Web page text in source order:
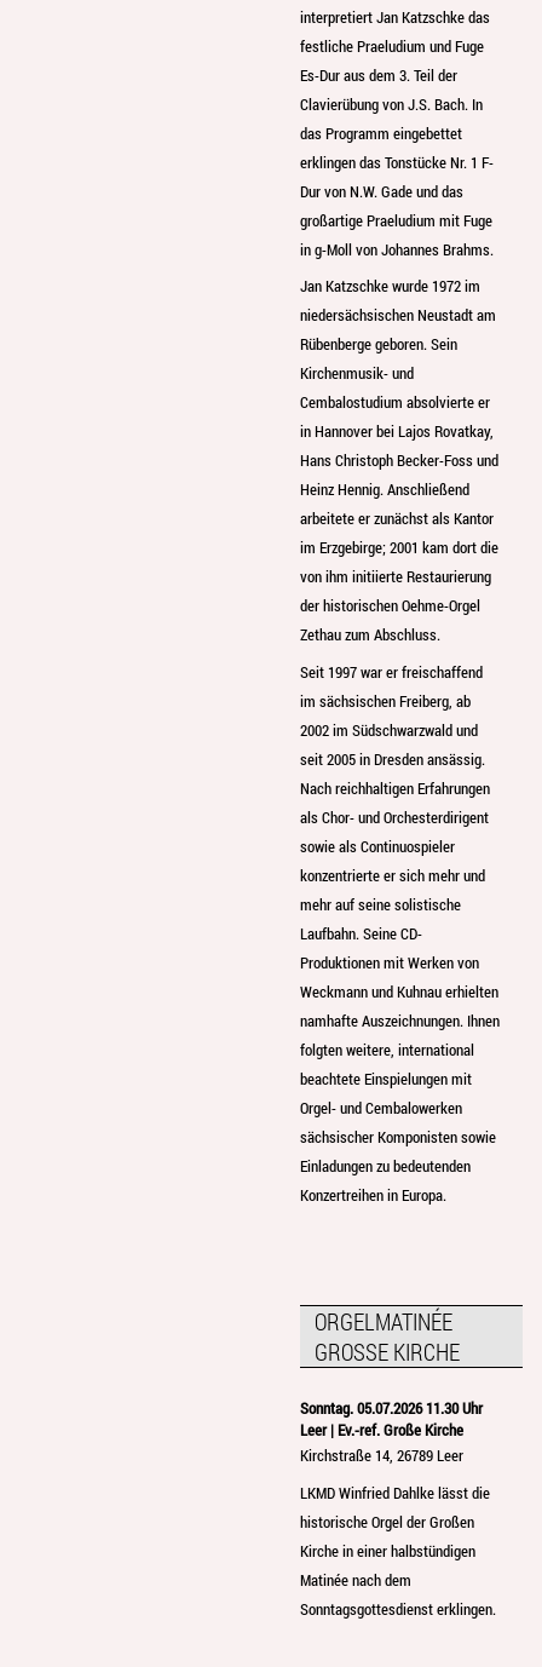
interpretiert Jan Katzschke das
festliche Praeludium und Fuge
Es-Dur aus dem 3. Teil der
Clavierübung von J.S. Bach. In
das Programm eingebettet
erklingen das Tonstücke Nr. 1 F-
Dur von N.W. Gade und das
großartige Praeludium mit Fuge
in g-Moll von Johannes Brahms.
Jan Katzschke wurde 1972 im
niedersächsischen Neustadt am
Rübenberge geboren. Sein
Kirchenmusik- und
Cembalostudium absolvierte er
in Hannover bei Lajos Rovatkay,
Hans Christoph Becker-Foss und
Heinz Hennig. Anschließend
arbeitete er zunächst als Kantor
im Erzgebirge; 2001 kam dort die
von ihm initiierte Restaurierung
der historischen Oehme-Orgel
Zethau zum Abschluss.
Seit 1997 war er freischaffend
im sächsischen Freiberg, ab
2002 im Südschwarzwald und
seit 2005 in Dresden ansässig.
Nach reichhaltigen Erfahrungen
als Chor- und Orchesterdirigent
sowie als Continuospieler
konzentrierte er sich mehr und
mehr auf seine solistische
Laufbahn. Seine CD-
Produktionen mit Werken von
Weckmann und Kuhnau erhielten
namhafte Auszeichnungen. Ihnen
folgten weitere, international
beachtete Einspielungen mit
Orgel- und Cembalowerken
sächsischer Komponisten sowie
Einladungen zu bedeutenden
Konzertreihen in Europa.
ORGELMATINÉE
GROSSE KIRCHE
Sonntag. 05.07.2026 11.30 Uhr
Leer | Ev.-ref. Große Kirche
Kirchstraße 14, 26789 Leer
LKMD Winfried Dahlke lässt die
historische Orgel der Großen
Kirche in einer halbstündigen
Matinée nach dem
Sonntagsgottesdienst erklingen.